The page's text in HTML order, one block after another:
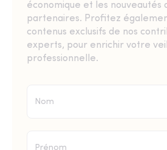
économique et les nouveautés
partenaires. Profitez
contenus exclusifs de nos
experts, pour enrichir votre
professionnelle.